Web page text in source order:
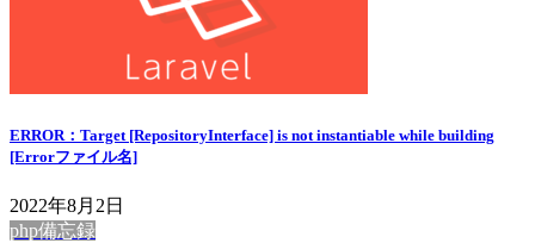
ERROR：Target [RepositoryInterface] is not instantiable while building
[Errorファイル名]
2022年8月2日
php備忘録